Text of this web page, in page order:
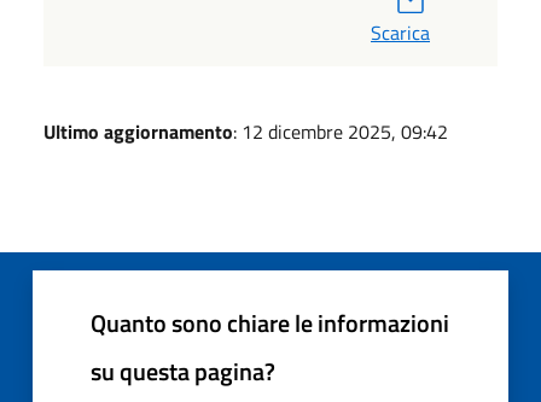
Scarica
Ultimo aggiornamento: 12 dicembre 2025, 09:42
Quanto sono chiare le informazioni
su questa pagina?